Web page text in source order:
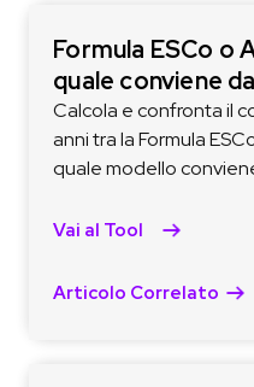
Formula ESCo o
quale conviene
Calcola e confronta il
anni tra la Formula
quale modello
Vai al Tool
Articolo Correlato